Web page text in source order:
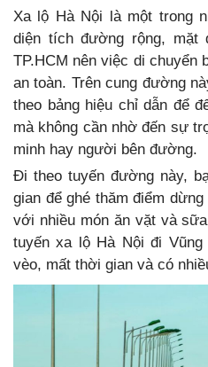
Xa lộ Hà Nội là một trong
diện tích đường rộng, mặt
TP.HCM nên việc di chuyển
an toàn. Trên cung đường
theo bảng hiệu chỉ dẫn để
mà không cần nhờ đến sự
minh hay người bên đường.
Đi theo tuyến đường này,
gian để ghé thăm điểm
với nhiều món ăn vặt và
tuyến xa lộ Hà Nội đi
vèo, mất thời gian và có